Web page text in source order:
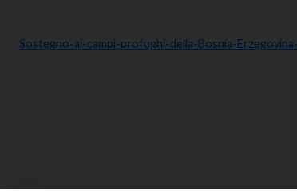
Sostegno-ai-campi-profughi-della-Bosnia-